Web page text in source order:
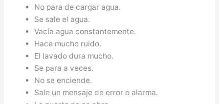
No para de cargar agua.
Se sale el agua.
Vacía agua constantemente.
Hace mucho ruido.
El lavado dura mucho.
Se para a veces.
No se enciende.
Sale un mensaje de error o alarma.